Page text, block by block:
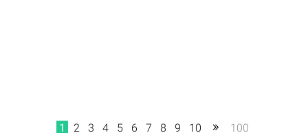
1 2 3 4 5 6 7 8 9 10 100